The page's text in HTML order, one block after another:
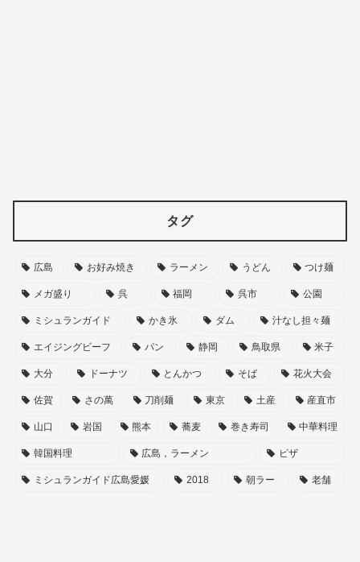
タグ
広島 お好み焼き ラーメン うどん つけ麺
メガ盛り 呉 福岡 呉市 公園
ミシュランガイド かき氷 ダム 汁なし担々麺
エイジングビーフ パン 静岡 鳥取県 米子
大分 ドーナツ とんかつ そば 花火大会
佐賀 さの萬 刀削麺 東京 土産 産直市
山口 岩国 熊本 蕎麦 巻き寿司 中華料理
韓国料理 広島，ラーメン ピザ
ミシュランガイド広島愛媛 2018 朝ラー 老舗